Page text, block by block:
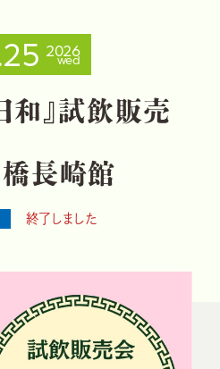
イベントスペースのご利用について
プライバシーポリシー
2026
wed
和 』試飲販売
橋長崎館
終了しました